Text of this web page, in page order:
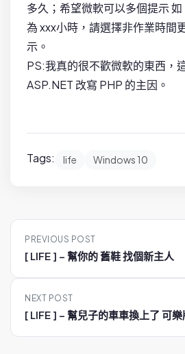
多久；希望微軟可以多個提示
為 xxx小時，請選擇非作業時間
示。
PS:我真的很不歡微軟的東西，
ASP.NET 改寫 PHP 的主因。
Tags: life Windows 10
P
t
v
PREVIOUS POST
[ LIFE ] – 幫你的 舊鞋 找個新主人
NEXT POST
[ LIFE ] – 幫兒子的車車換上了 可